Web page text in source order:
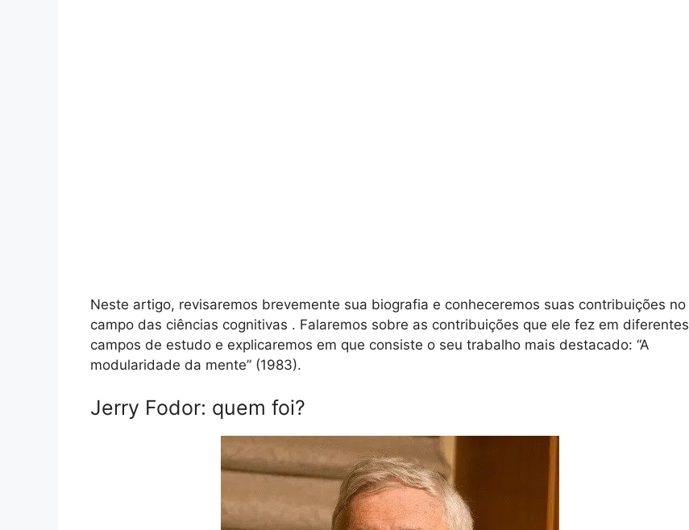
Neste artigo, revisaremos brevemente sua biografia e conheceremos suas contribuições no
campo das ciências cognitivas . Falaremos sobre as contribuições que ele fez em diferentes
campos de estudo e explicaremos em que consiste o seu trabalho mais destacado: “A
modularidade da mente” (1983).
Jerry Fodor: quem foi?